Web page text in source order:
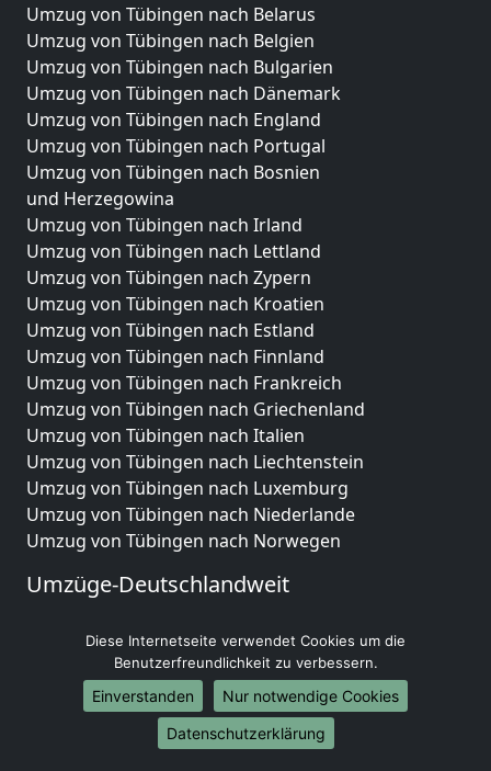
Umzug von Tübingen nach Belarus
Umzug von Tübingen nach Belgien
Umzug von Tübingen nach Bulgarien
Umzug von Tübingen nach Dänemark
Umzug von Tübingen nach England
Umzug von Tübingen nach Portugal
Umzug von Tübingen nach Bosnien
und Herzegowina
Umzug von Tübingen nach Irland
Umzug von Tübingen nach Lettland
Umzug von Tübingen nach Zypern
Umzug von Tübingen nach Kroatien
Umzug von Tübingen nach Estland
Umzug von Tübingen nach Finnland
Umzug von Tübingen nach Frankreich
Umzug von Tübingen nach Griechenland
Umzug von Tübingen nach Italien
Umzug von Tübingen nach Liechtenstein
Umzug von Tübingen nach Luxemburg
Umzug von Tübingen nach Niederlande
Umzug von Tübingen nach Norwegen
Umzüge-Deutschlandweit
Umzug von Tübingen nach Hamburg
Umzug von Tübingen nach München
Umzug von Tübingen nach Köln
Umzug von Tübingen nach Frankfurt am Main
Umzug von Tübingen nach Stuttgart
Diese Internetseite verwendet Cookies um die
Benutzerfreundlichkeit zu verbessern.
Einverstanden
Nur notwendige Cookies
Datenschutzerklärung